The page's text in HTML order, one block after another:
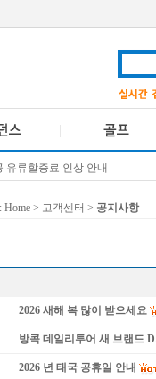
유류할증료 인상 안내
Home > 고객센터 > 공지사항
2026 새해 복 많이 받으세요
방콕 데일리투어 새 브랜드
2026 년 태국 공휴일 안내